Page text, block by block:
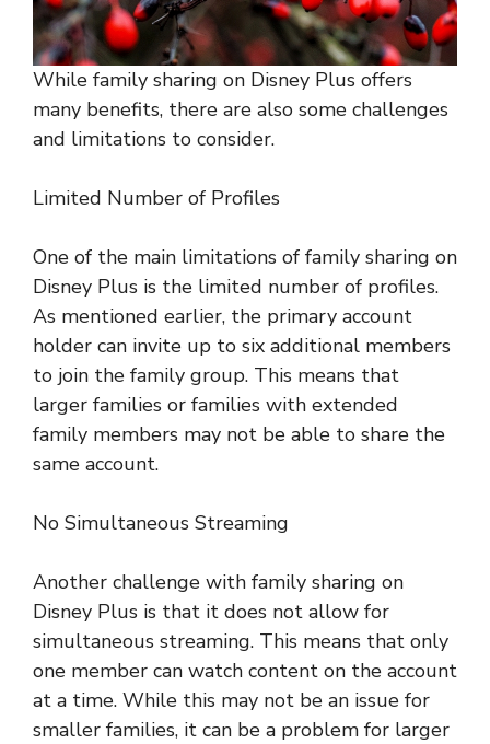
While family sharing on Disney Plus offers
many benefits, there are also some challenges
and limitations to consider.
Limited Number of Profiles
One of the main limitations of family sharing on
Disney Plus is the limited number of profiles.
As mentioned earlier, the primary account
holder can invite up to six additional members
to join the family group. This means that
larger families or families with extended
family members may not be able to share the
same account.
No Simultaneous Streaming
Another challenge with family sharing on
Disney Plus is that it does not allow for
simultaneous streaming. This means that only
one member can watch content on the account
at a time. While this may not be an issue for
smaller families, it can be a problem for larger